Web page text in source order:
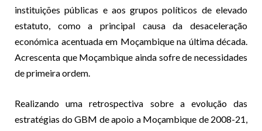
instituições públicas e aos grupos políticos de elevado
estatuto, como a principal causa da desaceleração
económica acentuada em Moçambique na última década.
Acrescenta que Moçambique ainda sofre de necessidades
de primeira ordem.
Realizando uma retrospectiva sobre a evolução das
estratégias do GBM de apoio a Moçambique de 2008-21,